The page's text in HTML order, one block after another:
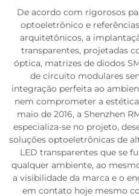
De acordo com rigorosos
optoeletrônico e
arquitetônicos, a
transparentes, projetadas
óptica, matrizes de diodos
de circuito modulares
integração perfeita ao
nem comprometer a
maio de 2016, a Shenzhen
especializa-se no projeto,
soluções optoeletrônicas de
LED transparentes que se
qualquer ambiente, ao
a visibilidade da marca e o
em contato hoje mesmo